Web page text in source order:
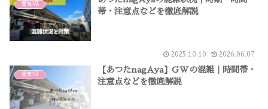
愛知県
帯・注意点などを徹底解説
2025.10.10 2026.06.07
愛知県
【あつたnagAya】GWの混雑｜時間帯・
注意点などを徹底解説